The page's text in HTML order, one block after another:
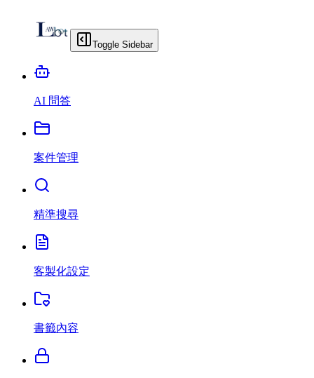
Toggle Sidebar
AI 問答
案件管理
精準搜尋
客製化設定
書籤內容